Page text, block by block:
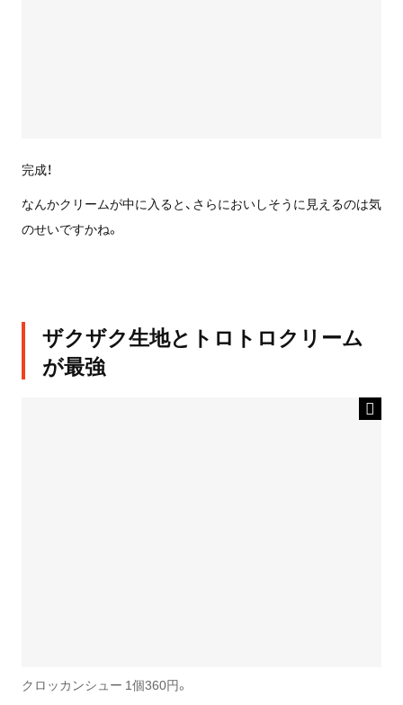
完成！
なんかクリームが中に入ると、さらにおいしそうに見えるのは気
のせいですかね。
ザクザク生地とトロトロクリーム
が最強
クロッカンシュー 1個360円。